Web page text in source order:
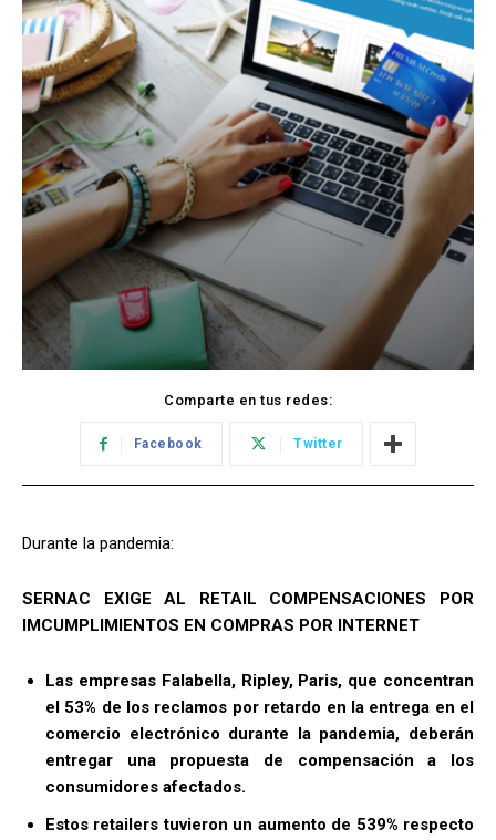
Comparte en tus redes:
Facebook Twitter
Durante la pandemia:
SERNAC EXIGE AL RETAIL COMPENSACIONES POR
IMCUMPLIMIENTOS EN COMPRAS POR INTERNET
Las empresas Falabella, Ripley, Paris, que concentran
el 53% de los reclamos por retardo en la entrega en el
comercio electrónico durante la pandemia, deberán
entregar una propuesta de compensación a los
consumidores afectados.
Estos retailers tuvieron un aumento de 539% respecto